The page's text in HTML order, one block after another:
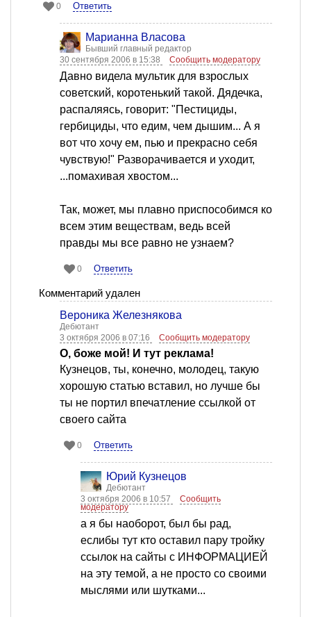
0 Ответить
Марианна Власова
Бывший главный редактор
30 сентября 2006 в 15:38
Сообщить модератору
Давно видела мультик для взрослых
советский, коротенький такой. Дядечка,
распаляясь, говорит: "Пестициды,
гербициды, что едим, чем дышим... А я
вот что хочу ем, пью и прекрасно себя
чувствую!" Разворачивается и уходит,
...помахивая хвостом...
Так, может, мы плавно приспособимся ко
всем этим веществам, ведь всей
правды мы все равно не узнаем?
0 Ответить
Комментарий удален
Вероника Железнякова
Дебютант
3 октября 2006 в 07:16
Сообщить модератору
О, боже мой! И тут реклама!
Кузнецов, ты, конечно, молодец, такую
хорошую статью вставил, но лучше бы
ты не портил впечатление ссылкой от
своего сайта
0 Ответить
Юрий Кузнецов
Дебютант
3 октября 2006 в 10:57
Сообщить
модератору
а я бы наоборот, был бы рад,
еслибы тут кто оставил пару тройку
ссылок на сайты с ИНФОРМАЦИЕЙ
на эту темой, а не просто со своими
мыслями или шутками...